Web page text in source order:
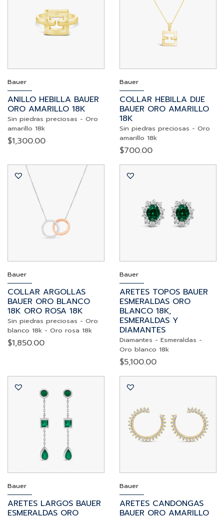
Bauer
ANILLO HEBILLA BAUER
ORO AMARILLO 18K
Sin piedras preciosas - Oro
amarillo 18k
$1,300.00
Bauer
COLLAR HEBILLA DIJE
BAUER ORO AMARILLO
18K
Sin piedras preciosas - Oro
amarillo 18k
$700.00
Bauer
COLLAR ARGOLLAS
BAUER ORO BLANCO
18K ORO ROSA 18K
Sin piedras preciosas - Oro
blanco 18k - Oro rosa 18k
$1,850.00
Bauer
ARETES TOPOS BAUER
ESMERALDAS ORO
BLANCO 18K,
ESMERALDAS Y
DIAMANTES
Diamantes - Esmeraldas -
Oro blanco 18k
$5,100.00
Bauer
ARETES LARGOS BAUER
ESMERALDAS ORO
Bauer
ARETES CANDONGAS
BAUER ORO AMARILLO